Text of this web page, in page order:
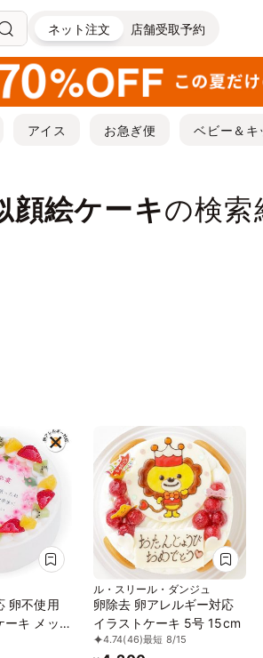
ネット注文 店舗受取予約
アイス お急ぎ便 ベビー＆キ
顔絵ケーキの検索
卵不使用
ーキ メッ
フレッシ
ル・スリール・ダンジュ
卵除去 卵アレルギー対応
イラストケーキ 5号 15cm
4.74(46)最短 8/15